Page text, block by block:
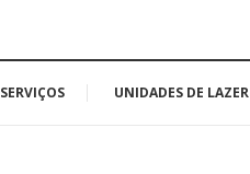
SERVIÇOS UNIDADES DE LAZER